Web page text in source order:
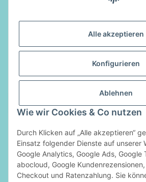
Alle akzeptieren
Konfigurieren
Ablehnen
Wie wir Cookies & Co nutzen
Durch Klicken auf „Alle akzeptieren“
Einsatz folgender Dienste auf unserer
Google Analytics, Google Ads, Google
abocloud, Google
Checkout und Ratenzahlung. Sie
Informationen
Gesetzliche Informationen
Zahlungsarten